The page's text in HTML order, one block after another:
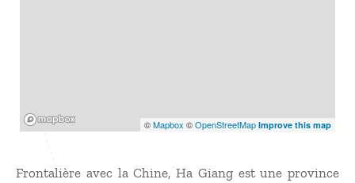
©Mapbox ©OpenStreetMap Improve this map
Frontalière avec la Chine, Ha Giang est une province